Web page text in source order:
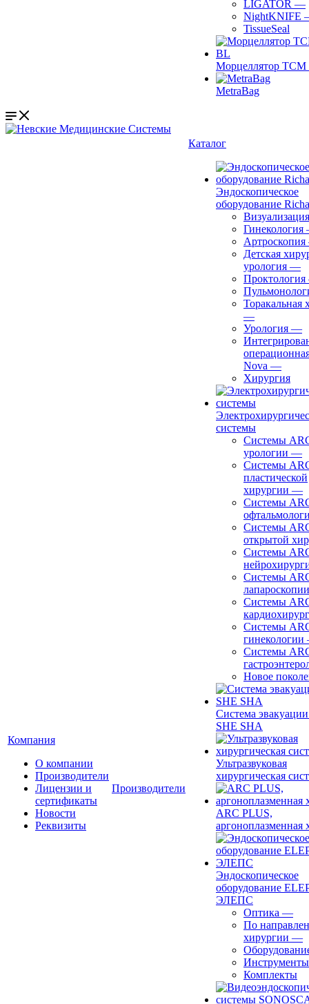
LIGATOR —
NightKNIFE
TissueSeal
Морцеллятор ТСМ
MetraBag
Компания
О компании
Производители
Лицензии и
сертификаты
Новости
Реквизиты
Производители
Каталог
Эндоскопическое
оборудование
Визуализация
Гинекология
Артроскопия
Детская
урология —
Проктология
Торакальная
—
Урология —
Nova —
Хирургия
системы
Системы
урологии —
Системы
пластической
хирургии —
Системы
Системы
открытой
Системы
Системы
лапароскопии
Системы
Системы
гинекологии
Системы
Новое
Система
SHE SHA
Ультразвуковая
хирургическая
ARC PLUS,
аргоноплазменная
Эндоскопическое
оборудование
ЭЛЕПС
Оптика —
По
хирургии —
Инструменты
Комплекты